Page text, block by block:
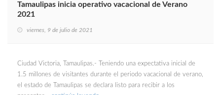
Tamaulipas inicia operativo vacacional de Verano
2021
viernes, 9 de julio de 2021
Ciudad Victoria, Tamaulipas.- Teniendo una expectativa inicial de
1.5 millones de visitantes durante el periodo vacacional de verano,
el estado de Tamaulipas se declara listo para recibir a los